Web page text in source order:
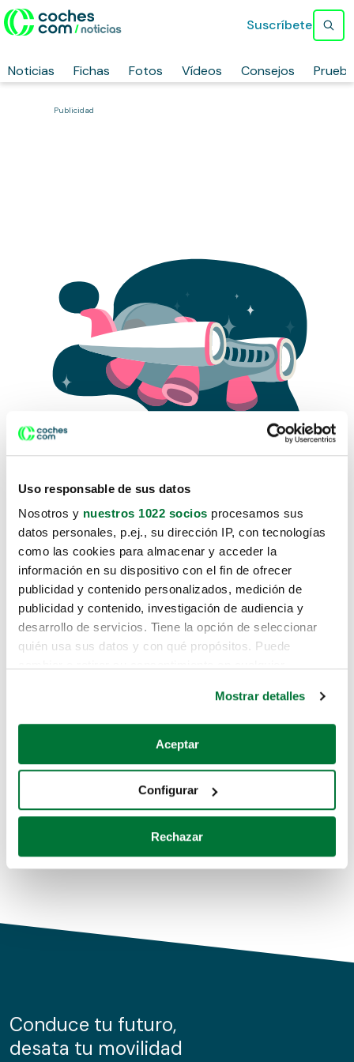
Uso responsable de sus datos
Nosotros y nuestros 1022 socios procesamos sus
datos personales, p.ej., su dirección IP, con tecnologías
como las cookies para almacenar y acceder la
información en su dispositivo con el fin de ofrecer
publicidad y contenido personalizados, medición de
publicidad y contenido, investigación de audiencia y
desarrollo de servicios. Tiene la opción de seleccionar
quién usa sus datos y con qué propósitos. Puede
Si lo permite, también quisiéramos:
Recopilar información sobre su ubicación geográfica
Identificar su dispositivo analizándolo activamente
para buscar características específicas (huellas
Obtenga más información sobre cómo se procesan sus
de cookies.
información sobre el uso que haga del sitio web con
nuestros partners de redes sociales, publicidad y análisis
Mostrar detalles
Aceptar
Configurar
Rechazar
Noticias Fichas Fotos Vídeos Consejos
Suscríbete
Publicidad
Lo sentimos, no sabemos como
te hemos traido hasta aquí.
Pero puedes encontrar el coche que estás
buscando en alguno de estos enlaces:
Coches de segunda mano
Coches de km0
Conduce tu futuro,
desata tu movilidad